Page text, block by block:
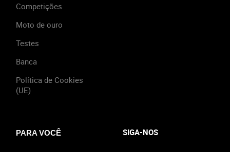
Competições
Moto de ouro
Testes
Banca
Política de Cookies
(UE)
PARA VOCÊ SIGA-NOS